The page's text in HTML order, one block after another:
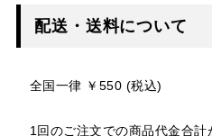
配送・送料について
全国一律 ￥550 (税込)
1回のご注文での商品代金合